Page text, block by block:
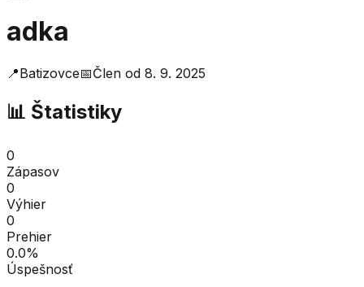
adka
📍Batizovce📅Člen od 8. 9. 2025
📊 Štatistiky
0
Zápasov
0
Výhier
0
Prehier
0.0%
Úspešnosť